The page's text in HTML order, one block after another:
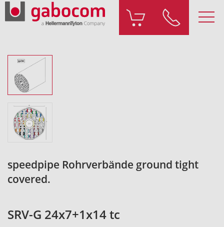
speedpipe Rohrverbände ground tight
covered.
SRV-G 24x7+1x14 tc